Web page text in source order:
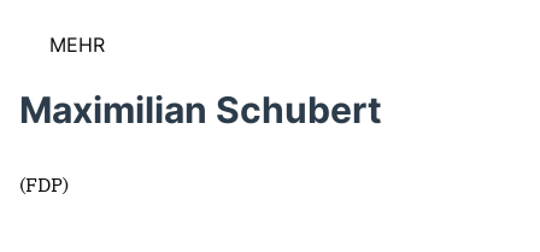
MEHR
Maximilian Schubert
(FDP)